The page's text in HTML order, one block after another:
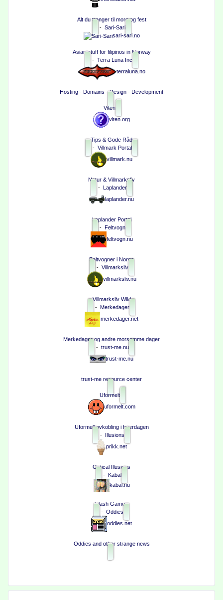
Alt du trenger til moro og fest
- Sari-Sari
sari-sari.no
Asian stuff for filipinos in Norway
- Terra Luna Inc
terraluna.no
Hosting - Domains - Design - Development
Viten
viten.org
Tips & Gode Råd
- Villmark Portal
villmark.nu
Natur & Villmarksliv
- Laplander
laplander.nu
Laplander Portal
- Feltvogn
feltvogn.nu
Feltvogner i Norge
- Villmarksliv
villmarksliv.nu
Villmarksliv Wiki
- Merkedager
merkedager.net
Merkedager og andre morsomme dager
- trust-me.nu
trust-me.nu
trust-me resource center
Uformelt
uformelt.com
Uformell avkobling i hverdagen
- Illusions
prikk.net
Optical Illusions
- Kabal
kabal.nu
Flash Games
- Oddies
oddies.net
Oddies and other strange news